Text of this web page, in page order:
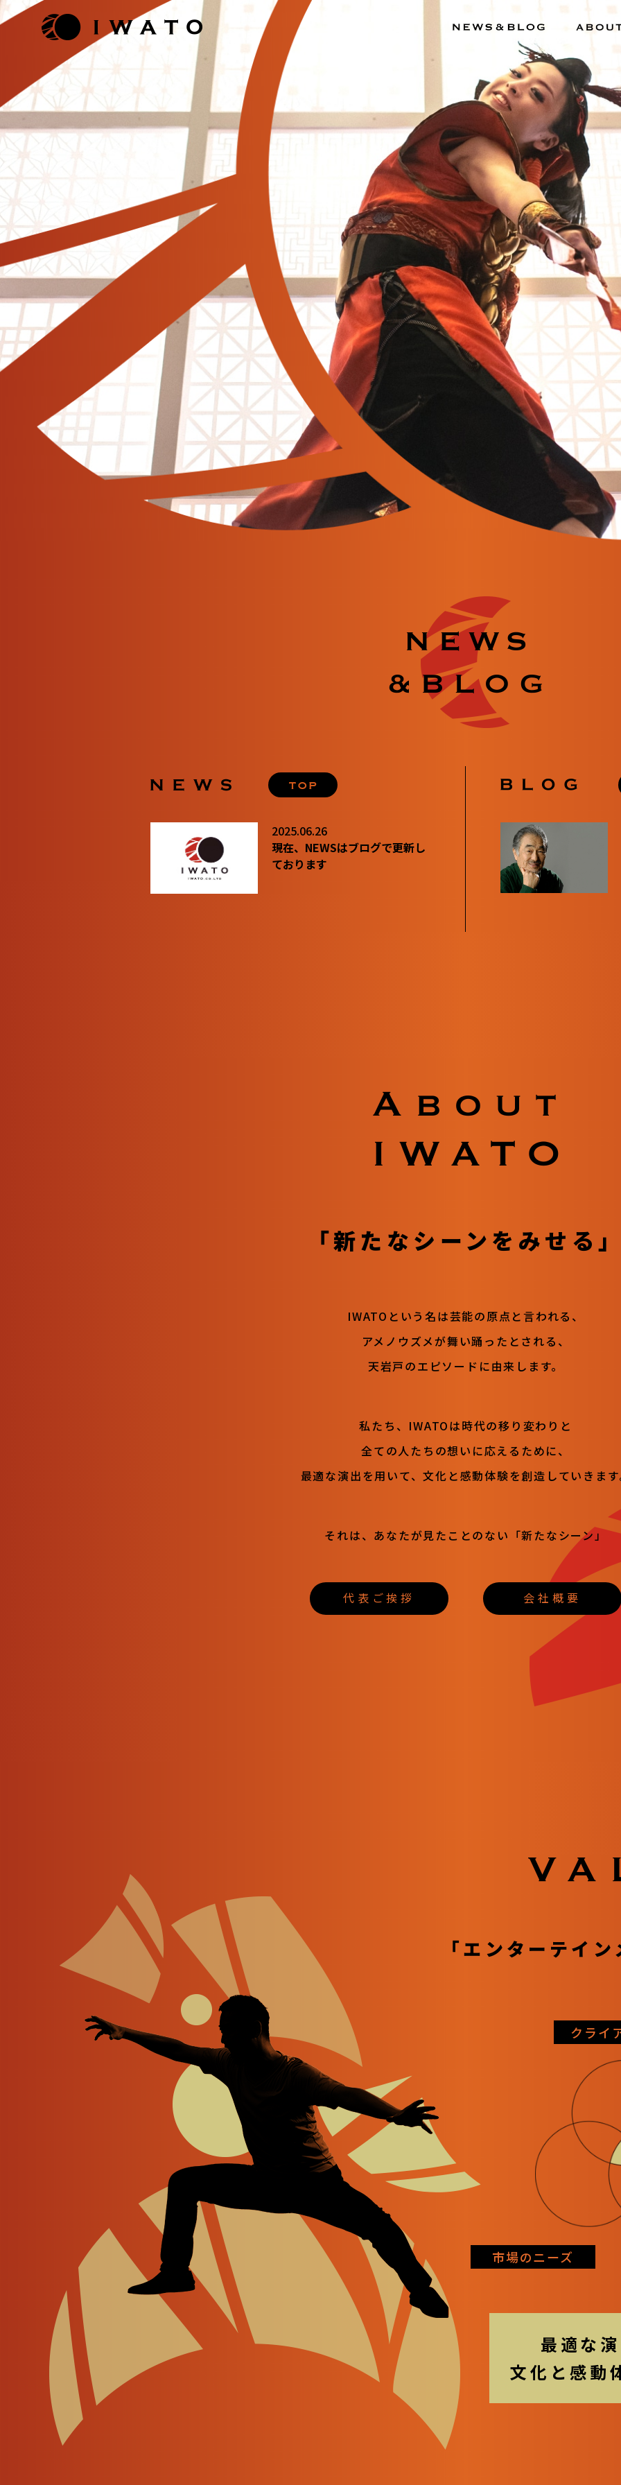
2025.06.26
現在、NEWSはブログで更新し
ております
「新たなシーンをみせる
IWATOという名は芸能の原点と言われる、
アメノウズメが舞い踊ったとされる、
天岩戸のエピソードに由来します。
私たち、IWATOは時代の移り変わりと
全ての人たちの想いに応えるために、
最適な演出を用いて、文化と感動体験を創造していきま
それは、あなたが見たことのない 「新たなシーン」
代表ご挨拶 会社概要
「エンターテイ
クライ
市場のニーズ
最適な
文化と感動